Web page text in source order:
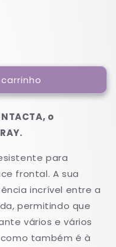
o
para
frontal. A sua
incrível entre a
permitindo que
vários e vários
também é à